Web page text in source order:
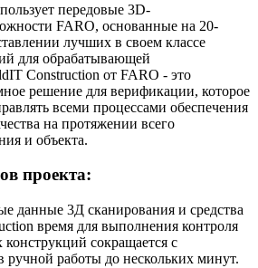
передовые 3D-
FARO, основанные на 20-
лучших в своем классе
для обрабатывающей
Construction от FARO - это
решение для верификации, которое
всеми процессами обеспечения
на протяжении всего
и объекта.
проекта:
данные 3Д сканирования и средства
время для выполнения контроля
конструкций сокращается с
ручной работы до нескольких минут.